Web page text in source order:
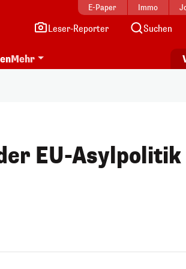
E-Paper Immo
Leser-Reporter Suchen
Mehr
EU-Asylpolitik